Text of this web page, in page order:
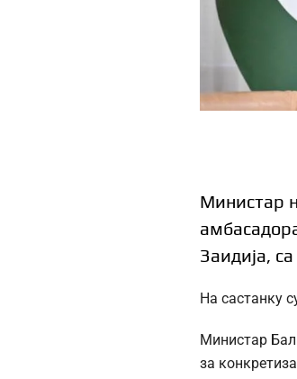
Министар
Заидија,
На састанку
Министар
за